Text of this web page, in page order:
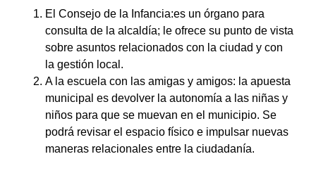
El Consejo de la Infancia:es un órgano para
consulta de la alcaldía; le ofrece su punto de vista
sobre asuntos relacionados con la ciudad y con
la gestión local.
A la escuela con las amigas y amigos: la apuesta
municipal es devolver la autonomía a las niñas y
niños para que se muevan en el municipio. Se
podrá revisar el espacio físico e impulsar nuevas
maneras relacionales entre la ciudadanía.